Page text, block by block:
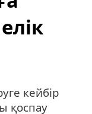
кейбір
қоспау